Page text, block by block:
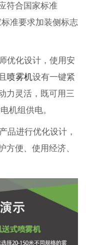
符合国家标准
标准要求加装侧标志
优化设计，使用安
喷雾机设有一键紧
力灵活，既可用三
机组供电。
品进行优化设计，
方便、使用经济、